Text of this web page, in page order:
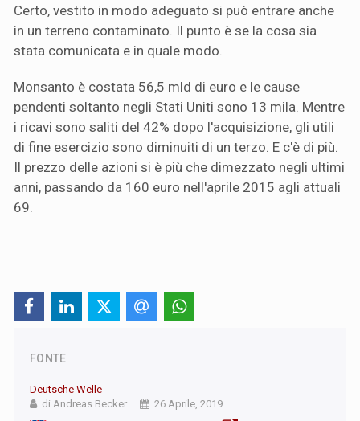
Certo, vestito in modo adeguato si può entrare anche
in un terreno contaminato. Il punto è se la cosa sia
stata comunicata e in quale modo.
Monsanto è costata 56,5 mld di euro e le cause
pendenti soltanto negli Stati Uniti sono 13 mila. Mentre
i ricavi sono saliti del 42% dopo l'acquisizione, gli utili
di fine esercizio sono diminuiti di un terzo. E c'è di più.
Il prezzo delle azioni si è più che dimezzato negli ultimi
anni, passando da 160 euro nell'aprile 2015 agli attuali
69.
FONTE
Deutsche Welle
di Andreas Becker
26 Aprile, 2019